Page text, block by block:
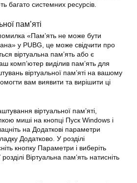
багато системних ресурсів.
пам’яті
«Пам’ять не може бути
у PUBG, це може свідчити про
віртуальна пам’ять або є
комп’ютер виділив пам’ять для
віртуальної пам’яті на вашому
вам виявити та вирішити ці
віртуальної пам’яті,
миші на кнопці Пуск Windows і
на Додаткові параметри
Додатково. У розділі
кнопку Параметри і виберіть
Віртуальна пам’ять натисніть